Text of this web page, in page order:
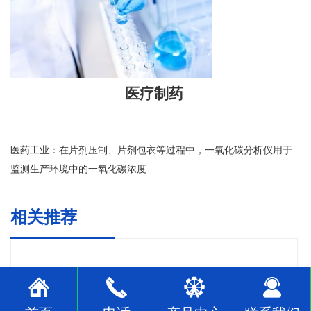
医疗制药
医药工业 ‌：在片剂压制、片剂包衣等过程中，一氧化碳分析仪用于
监测生产环境中的一氧化碳浓度‌
相关推荐